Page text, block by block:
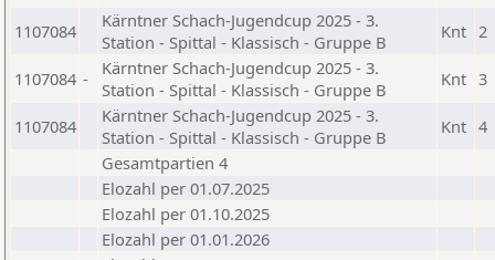
1107084
Kärntner Schach-Jugendcup 2025 - 3.
Station - Spittal - Klassisch - Gruppe B
Knt 2
1107084 -
Kärntner Schach-Jugendcup 2025 - 3.
Station - Spittal - Klassisch - Gruppe B
Knt 3
1107084
Kärntner Schach-Jugendcup 2025 - 3.
Station - Spittal - Klassisch - Gruppe B
Knt 4
Gesamtpartien 4
Elozahl per 01.07.2025
Elozahl per 01.10.2025
Elozahl per 01.01.2026